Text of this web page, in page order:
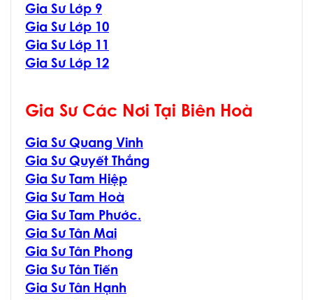
Gia Sư Lớp 9
Gia Sư Lớp 10
Gia Sư Lớp 11
Gia Sư Lớp 12
Gia Sư Các Nơi Tại Biên Hoà
Gia Sư Quang Vinh
Gia Sư Quyết Thắng
Gia Sư Tam Hiệp
Gia Sư Tam Hoà
Gia Sư Tam Phước.
Gia Sư Tân Mai
Gia Sư Tân Phong
Gia Sư Tân Tiến
Gia Sư Tân Hạnh